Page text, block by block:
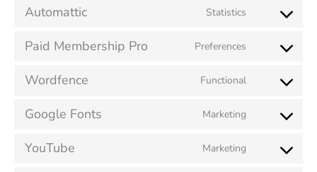
Automattic Statistics
Paid Membership Pro Preferences
Wordfence Functional
Google Fonts Marketing
YouTube Marketing